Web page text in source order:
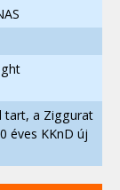
tart, a Ziggurat
éves KKnD új